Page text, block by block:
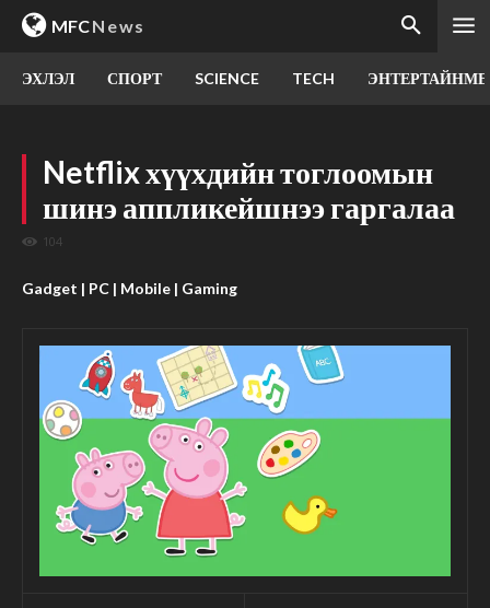
MFCNews
ЭХЛЭЛ СПОРТ SCIENCE TECH
Netflix хүүхдийн тоглоомын
шинэ аппликейшнээ гаргалаа
104
Gadget | PC | Mobile | Gaming